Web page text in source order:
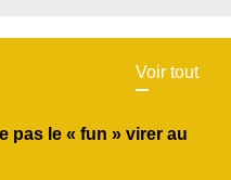
Voir tout
pas le « fun » virer au